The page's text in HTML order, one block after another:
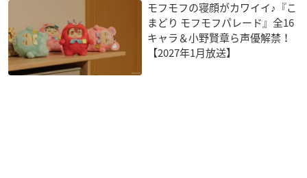
モフモフの寝顔がカワイイ♪『こ
まどり モフモフパレード』全16
キャラ＆小野賢章ら声優解禁！
【2027年1月放送】